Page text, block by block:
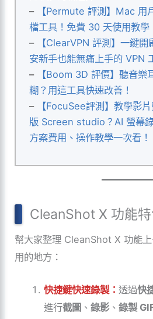
–
【Permute 評測】Mac 用
檔工具！免費 30 天使用教學
–
【ClearVPN 評測】一鍵
安新手也能無痛上手的 VPN
–
【Boom 3D 評價】聽音樂
糊？用這工具快速改善！
–
【FocuSee評測】教學影
版 Screen studio？AI 螢幕
方案費用、操作教學一次看！
CleanShot X 功能
幫大家整理 CleanShotX 功能
用的地方：
快捷鍵快速錄製： 透過快
進行截圖 、 錄影、 錄製